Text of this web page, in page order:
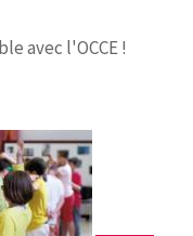
avec l'OCCE !